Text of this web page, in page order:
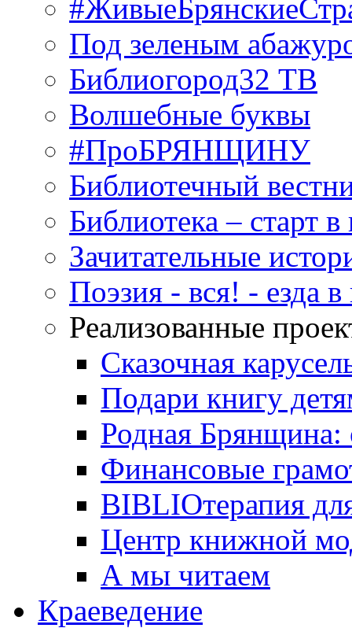
Под зеленым
Библиогород32 ТВ
Волшебные буквы
#ПроБРЯНЩИНУ
Библиотечный
Библиотека – старт
Зачитательные
Поэзия - вся! - езда в
Реализованные
Сказочная
Подари книгу
Родная Брянщина:
Финансовые
BIBLIOтерапия
Центр книжной
А мы читаем
Краеведение